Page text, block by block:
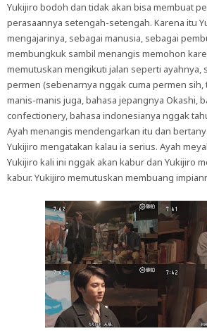
Yukijiro bodoh dan tidak akan bisa membuat
perasaannya setengah-setengah. Karena itu
mengajarinya, sebagai manusia, sebagai
membungkuk sambil menangis memohon
memutuskan mengikuti jalan seperti ayahnya,
permen (sebenarnya nggak cuma permen sih,
manis-manis juga, bahasa jepangnya Okashi,
confectionery, bahasa indonesianya nggak
Ayah menangis mendengarkan itu dan
Yukijiro mengatakan kalau ia serius. Ayah
Yukijiro kali ini nggak akan kabur dan Yukijiro
kabur. Yukijiro memutuskan membuang